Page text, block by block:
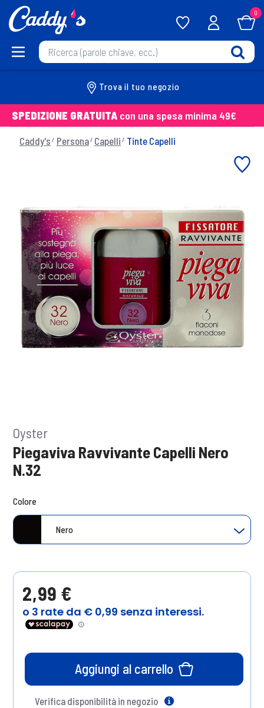
0
Trova il tuo negozio
SPEDIZIONE GRATUITA con una spesa minima 49€
Caddy's Persona Capelli Tinte Capelli
Oyster
Piegaviva Ravvivante Capelli Nero
N.32
Colore
Nero
2,99 €
Aggiungi al carrello
Verifica disponibilità in negozio